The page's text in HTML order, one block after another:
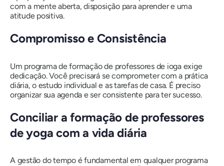
com a mente aberta, disposição para aprender e uma
atitude positiva.
Compromisso e Consistência
Um programa de formação de professores de ioga exige
dedicação. Você precisará se comprometer com a prática
diária, o estudo individual e as tarefas de casa. É preciso
organizar sua agenda e ser consistente para ter sucesso.
Conciliar a formação de professores
de yoga com a vida diária
A gestão do tempo é fundamental em qualquer programa